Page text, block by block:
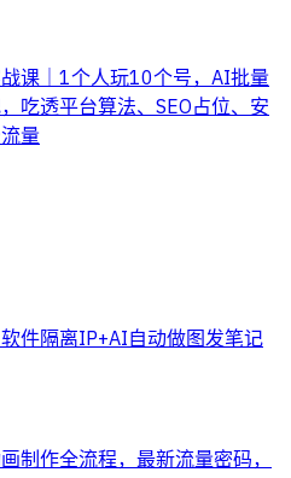
课｜1个人玩10个号，AI批量
吃透平台算法、SEO占位、安
量
件隔离IP+AI自动做图发笔记
制作全流程，最新流量密码，